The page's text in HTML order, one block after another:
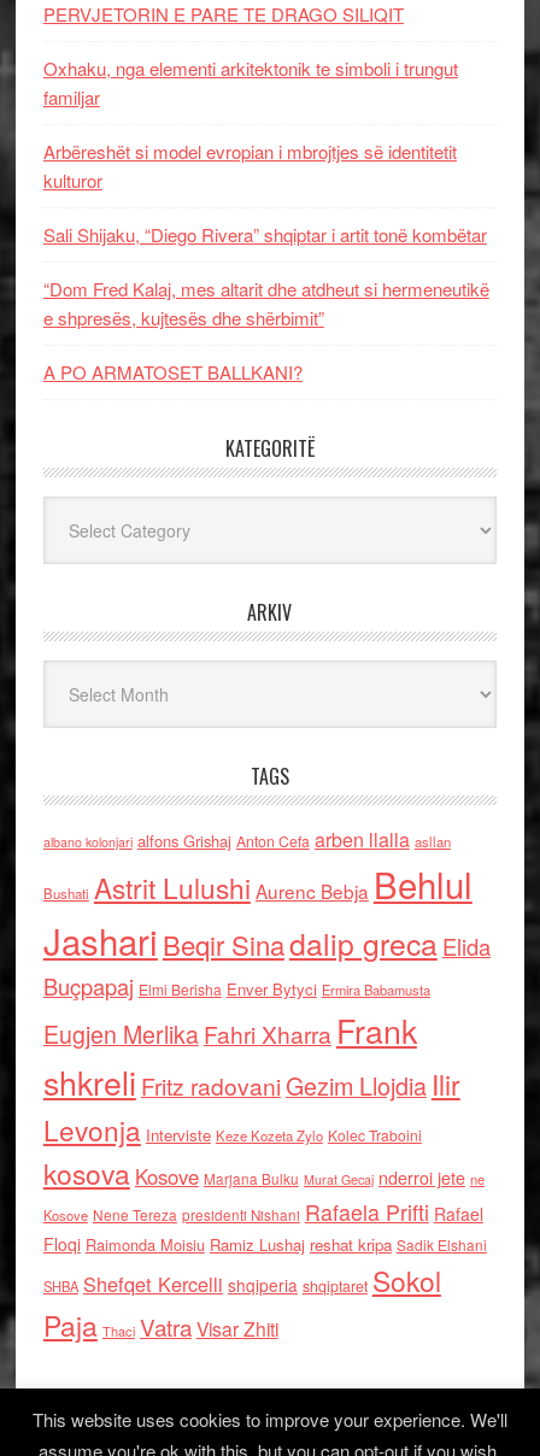
PERVJETORIN E PARE TE DRAGO SILIQIT
Oxhaku, nga elementi arkitektonik te simboli i trungut
familjar
Arbëreshët si model evropian i mbrojtjes së identitetit
kulturor
Sali Shijaku, “Diego Rivera” shqiptar i artit tonë kombëtar
“Dom Fred Kalaj, mes altarit dhe atdheut si hermeneutikë
e shpresës, kujtesës dhe shërbimit”
A PO ARMATOSET BALLKANI?
KATEGORITË
ARKIV
TAGS
albano kolonjari alfons Grishaj Anton Cefa arben llalla asllan
Bushati Astrit Lulushi Aurenc Bebja Behlul
Jashari Beqir Sinadalip grecaElida
Buçpapaj Elmi Berisha Enver Bytyci Ermira Babamusta
Eugjen MerlikaFahri Xharra Frank
shkreli Fritz radovaniGezim Llojdia Ilir
Levonja Interviste Keze Kozeta Zylo Kolec Traboini
kosova Kosove Marjana Bulku Murat Gecaj nderroi jete ne
Kosove Nene Tereza presidenti Nishani Rafaela Prifti Rafael
Floqi Raimonda Moisiu Ramiz Lushaj reshat kripa Sadik Elshani
SHBA Shefqet Kercelli shqiperia shqiptaret Sokol
Paja Thaci VatraVisar Zhiti
This website uses cookies to improve your experience. We'll
assume you're ok with this, but you can opt-out if you wish.